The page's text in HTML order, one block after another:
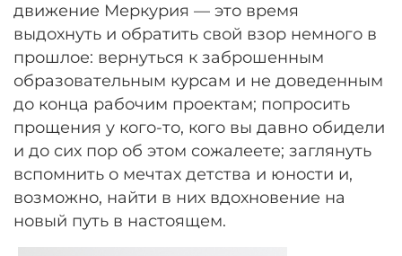
движение Меркурия — это время
выдохнуть и обратить свой взор немного в
прошлое: вернуться к заброшенным
образовательным курсам и не доведенным
до конца рабочим проектам; попросить
прощения у кого-то, кого вы давно обидели
и до сих пор об этом сожалеете; заглянуть
вспомнить о мечтах детства и юности и,
возможно, найти в них вдохновение на
новый путь в настоящем.